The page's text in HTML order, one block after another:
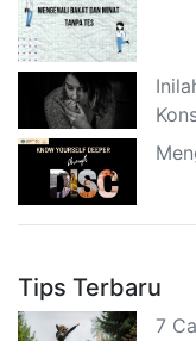
Tips Terbaru
7